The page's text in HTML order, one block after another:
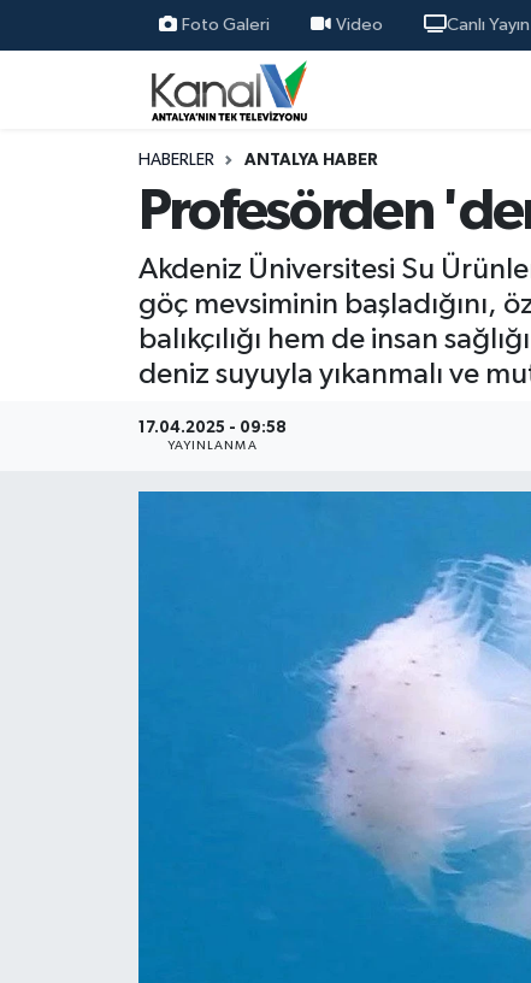
Foto Galeri Video Canlı Yayın
HABERLER ANTALYA HABER
Profesörden
Akdeniz Üniversitesi Su
göç mevsiminin başladığını,
balıkçılığı hem de insan
deniz suyuyla yıkanmalı ve
17.04.2025 - 09:58
YAYINLANMA
Ana Haber
Antalya Haber
Ekonomi
Nöbetçi Eczaneler
Hava Durumu
Trafik Durumu
Süper Lig Puan Durumu ve Fikstür
Tüm Manşetler